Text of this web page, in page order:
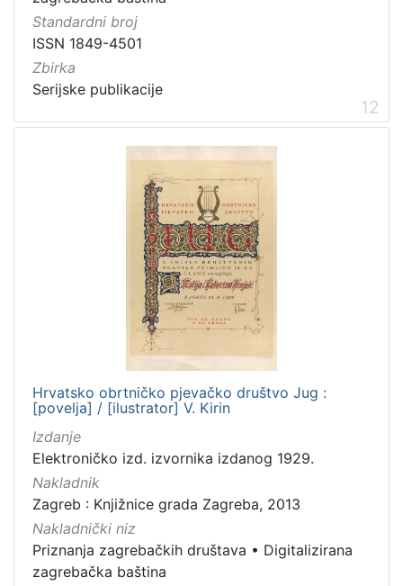
Standardni broj
ISSN 1849-4501
Zbirka
Serijske publikacije
12
Hrvatsko obrtničko pjevačko društvo Jug :
[povelja] / [ilustrator] V. Kirin
Izdanje
Elektroničko izd. izvornika izdanog 1929.
Nakladnik
Zagreb : Knjižnice grada Zagreba, 2013
Nakladnički niz
Priznanja zagrebačkih društava • Digitalizirana
zagrebačka baština